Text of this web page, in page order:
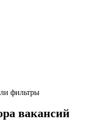
фильтры
вакансий